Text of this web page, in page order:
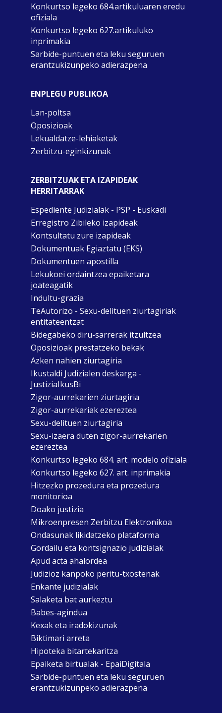
Konkurtso legeko 684.artikuluaren eredu
ofiziala
Konkurtso legeko 627.artikuluko
inprimakia
Sarbide-puntuen eta leku seguruen
erantzukizunpeko adierazpena
ENPLEGU PUBLIKOA
Lan-poltsa
Oposizioak
Lekualdatze-lehiaketak
Zerbitzu-eginkizunak
ZERBITZUAK ETA IZAPIDEAK
HERRITARRAK
Espediente Judizialak - PSP - Euskadi
Erregistro Zibileko izapideak
Kontsultatu zure izapideak
Dokumentuak Egiaztatu (EKS)
Dokumentuen apostilla
Lekukoei ordaintzea epaiketara
joateagatik
Indultu-grazia
TeAutorizo - Sexu-delituen ziurtagiriak
entitateentzat
Bidegabeko diru-sarrerak itzultzea
Oposizioak prestatzeko bekak
Azken nahien ziurtagiria
Ikustaldi Judizialen deskarga -
JustiziaIkusBi
Zigor-aurrekarien ziurtagiria
Zigor-aurrekariak ezereztea
Sexu-delituen ziurtagiria
Sexu-izaera duten zigor-aurrekarien
ezereztea
Konkurtso legeko 684. art. modelo ofiziala
Konkurtso legeko 627. art. inprimakia
Hitzezko prozedura eta prozedura
monitorioa
Doako justizia
Mikroenpresen Zerbitzu Elektronikoa
Ondasunak likidatzeko plataforma
Gordailu eta kontsignazio judizialak
Apud acta ahalordea
Judizioz kanpoko peritu-txostenak
Enkante judizialak
Salaketa bat aurkeztu
Babes-agindua
Kexak eta iradokizunak
Biktimari arreta
Hipoteka bitartekaritza
Epaiketa birtualak - EpaiDigitala
Sarbide-puntuen eta leku seguruen
erantzukizunpeko adierazpena